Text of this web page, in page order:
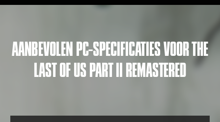
AANBEVOLEN PC-SPECIFICATIES VOOR THE
LAST OF US PART II REMASTERED